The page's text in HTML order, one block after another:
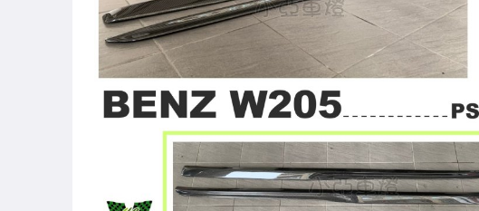
原廠=規格大燈.正廠大燈
改裝=R8燈眉款DRL大燈
改裝=晶鑽大燈.黑框大燈
改裝=光圈魚眼大燈.一般魚眼大燈
手工改=3D/CCFL/COB光圈魚眼大燈
客製=光圈魚眼導光條日行燈系列